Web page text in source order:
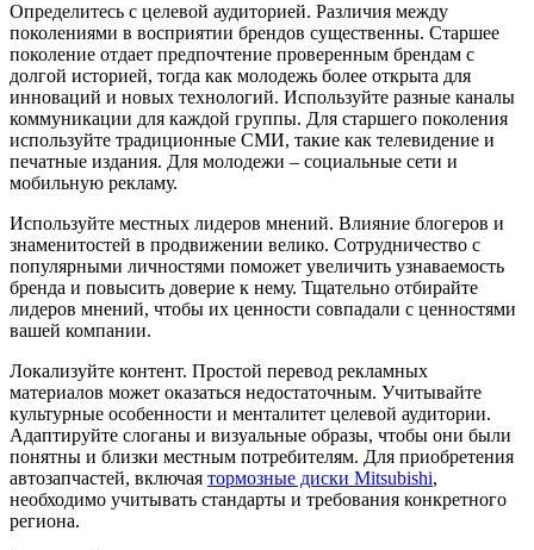
Определитесь с целевой аудиторией. Различия между
поколениями в восприятии брендов существенны. Старшее
поколение отдает предпочтение проверенным брендам с
долгой историей, тогда как молодежь более открыта для
инноваций и новых технологий. Используйте разные каналы
коммуникации для каждой группы. Для старшего поколения
используйте традиционные СМИ, такие как телевидение и
печатные издания. Для молодежи – социальные сети и
мобильную рекламу.
Используйте местных лидеров мнений. Влияние блогеров и
знаменитостей в продвижении велико. Сотрудничество с
популярными личностями поможет увеличить узнаваемость
бренда и повысить доверие к нему. Тщательно отбирайте
лидеров мнений, чтобы их ценности совпадали с ценностями
вашей компании.
Локализуйте контент. Простой перевод рекламных
материалов может оказаться недостаточным. Учитывайте
культурные особенности и менталитет целевой аудитории.
Адаптируйте слоганы и визуальные образы, чтобы они были
понятны и близки местным потребителям. Для приобретения
автозапчастей, включая тормозные диски Mitsubishi,
необходимо учитывать стандарты и требования конкретного
региона.